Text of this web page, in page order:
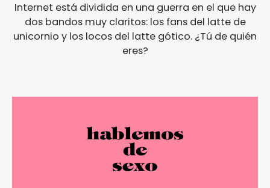
Internet está dividida en una guerra en el que hay
dos bandos muy claritos: los fans del latte de
unicornio y los locos del latte gótico. ¿Tú de quién
eres?